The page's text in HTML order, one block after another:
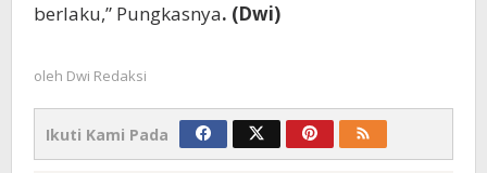
berlaku,” Pungkasnya. (Dwi)
oleh Dwi Redaksi
Ikuti Kami Pada